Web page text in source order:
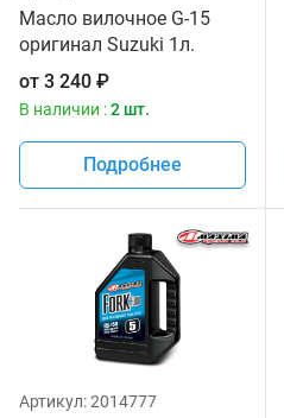
Масло вилочное G-15
оригинал Suzuki 1л.
от 3 240 ₽
В наличии :2 шт.
Подробнее
Артикул:2014777